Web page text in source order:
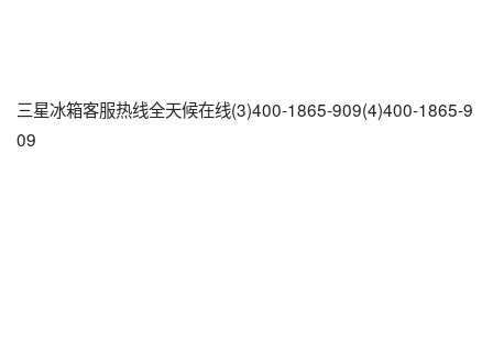
三星冰箱客服热线全天候在线(3)400-1865-909(4)400-1865-9
09